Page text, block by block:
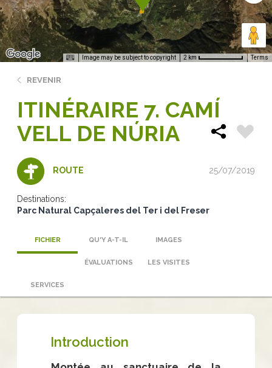
Image may be subject to copyright 2 km Terms
REVENIR
ITINÉRAIRE 7. CAMÍ
VELL DE NÚRIA
ROUTE 25/07/2019
Destinations:
Parc Natural Capçaleres del Ter i del Freser
FICHIER QU'Y A-T-IL IMAGES
ÉVALUATIONS LES VISITES
SERVICES
Introduction